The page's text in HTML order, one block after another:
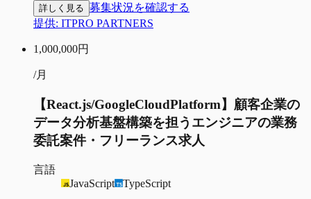
詳しく見る 募集状況を確認する
提供: ITPRO PARTNERS
1,000,000円
/月
【React.js/GoogleCloudPlatform】顧客企業の
データ分析基盤構築を担うエンジニアの業務
委託案件・フリーランス求人
言語
JavaScript
TypeScript